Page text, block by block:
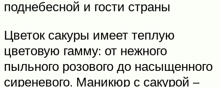
поднебесной и гости страны
Цветок сакуры имеет теплую
цветовую гамму: от нежного
пыльного розового до насыщенного
сиреневого. Маникюр с сакурой –